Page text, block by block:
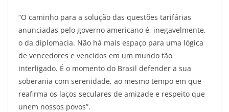
“O caminho para a solução das questões tarifárias
anunciadas pelo governo americano é, inegavelmente,
o da diplomacia. Não há mais espaço para uma lógica
de vencedores e vencidos em um mundo tão
interligado. É o momento do Brasil defender a sua
soberania com serenidade, ao mesmo tempo em que
reafirma os laços seculares de amizade e respeito que
unem nossos povos”.